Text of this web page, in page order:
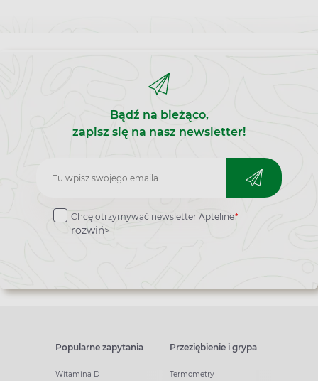
Bądź na bieżąco,
zapisz się na nasz newsletter!
Zapisz
do
newslettera
Chcę otrzymywać newsletter Apteline*
rozwiń>
Popularne zapytania
Witamina D
Przeziębienie i grypa
Termometry